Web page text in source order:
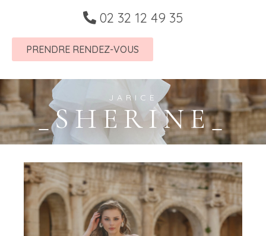
02 32 12 49 35
PRENDRE RENDEZ-VOUS
JARICE
_SHERINE_